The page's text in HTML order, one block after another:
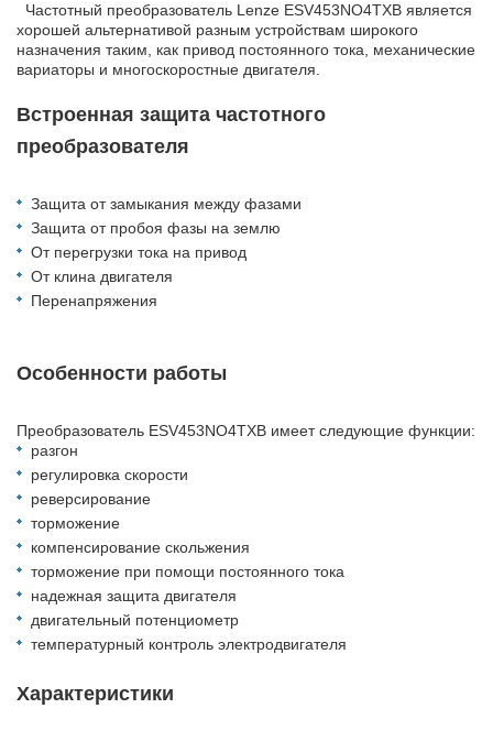
Частотный преобразователь Lenze ESV453NO4TXB является
хорошей альтернативой разным устройствам широкого
назначения таким, как привод постоянного тока, механические
вариаторы и многоскоростные двигателя.
Встроенная защита частотного
преобразователя
Защита от замыкания между фазами
Защита от пробоя фазы на землю
От перегрузки тока на привод
От клина двигателя
Перенапряжения
Особенности работы
Преобразователь ESV453NO4TXB имеет следующие функции:
разгон
регулировка скорости
реверсирование
торможение
компенсирование скольжения
торможение при помощи постоянного тока
надежная защита двигателя
двигательный потенциометр
температурный контроль электродвигателя
Характеристики